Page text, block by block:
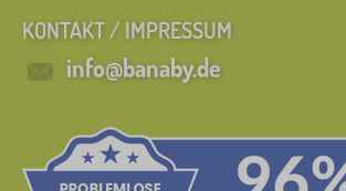
KONTAKT / IMPRESSUM
info@banaby.de